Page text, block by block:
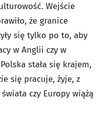
Wejście
że granice
się tylko po to, aby
w Anglii czy w
stała się krajem,
się pracuje, żyje, z
czy Europy wiążą